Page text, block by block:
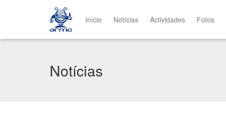
Início Notícias Actividades Fotos
Notícias